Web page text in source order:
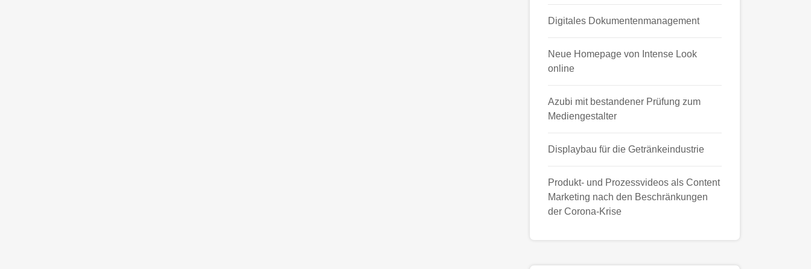
Digitales Dokumentenmanagement
Neue Homepage von Intense Look
online
Azubi mit bestandener Prüfung zum
Mediengestalter
Displaybau für die Getränkeindustrie
Produkt- und Prozessvideos als Content
Marketing nach den Beschränkungen
der Corona-Krise